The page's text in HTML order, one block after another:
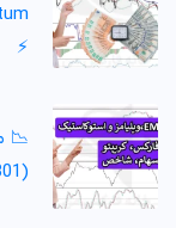
⚡️
(IFX-ST301) 🔥